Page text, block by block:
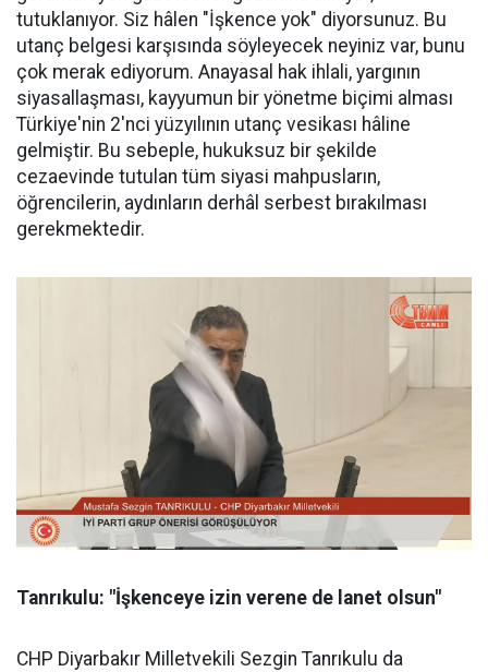
tutuklanıyor. Siz hâlen "İşkence yok" diyorsunuz. Bu
utanç belgesi karşısında söyleyecek neyiniz var, bunu
çok merak ediyorum. Anayasal hak ihlali, yargının
siyasallaşması, kayyumun bir yönetme biçimi alması
Türkiye'nin 2'nci yüzyılının utanç vesikası hâline
gelmiştir. Bu sebeple, hukuksuz bir şekilde
cezaevinde tutulan tüm siyasi mahpusların,
öğrencilerin, aydınların derhâl serbest bırakılması
gerekmektedir.
Tanrıkulu: "İşkenceye izin verene de lanet olsun"
CHP Diyarbakır Milletvekili Sezgin Tanrıkulu da